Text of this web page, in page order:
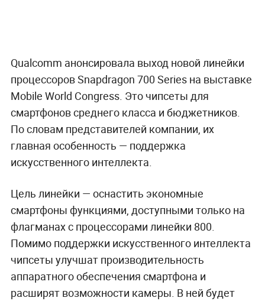
Qualcomm анонсировала выход новой линейки
процессоров Snapdragon 700 Series на выставке
Mobile World Congress. Это чипсеты для
смартфонов среднего класса и бюджетников.
По словам представителей компании, их
главная особенность — поддержка
искусственного интеллекта.
Цель линейки — оснастить экономные
смартфоны функциями, доступными только на
флагманах с процессорами линейки 800.
Помимо поддержки искусственного интеллекта
чипсеты улучшат производительность
аппаратного обеспечения смартфона и
расширят возможности камеры. В ней будет